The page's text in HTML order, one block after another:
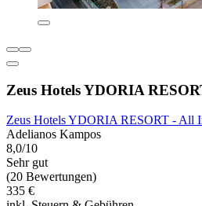
Zeus Hotels YDORIA
Zeus Hotels YDORIA RESORT - All
Adelianos Kampos
8,0/10
Sehr gut
(20 Bewertungen)
335 €